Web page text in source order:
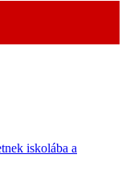
iskolába a